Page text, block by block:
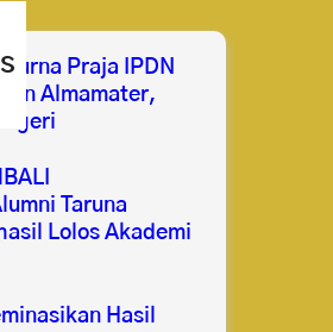
Praja IPDN
Almamater,
Taruna
Lolos Akademi
Hasil